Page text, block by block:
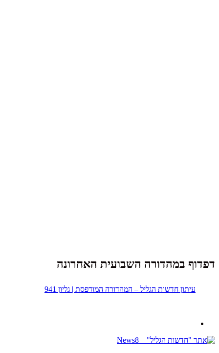
דפדוף במהדורה השבועית האחרונה
עיתון חדשות הגליל – המהדורה המודפסת | גליון 941